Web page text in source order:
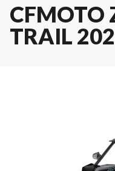
CFMOTO
TRAIL